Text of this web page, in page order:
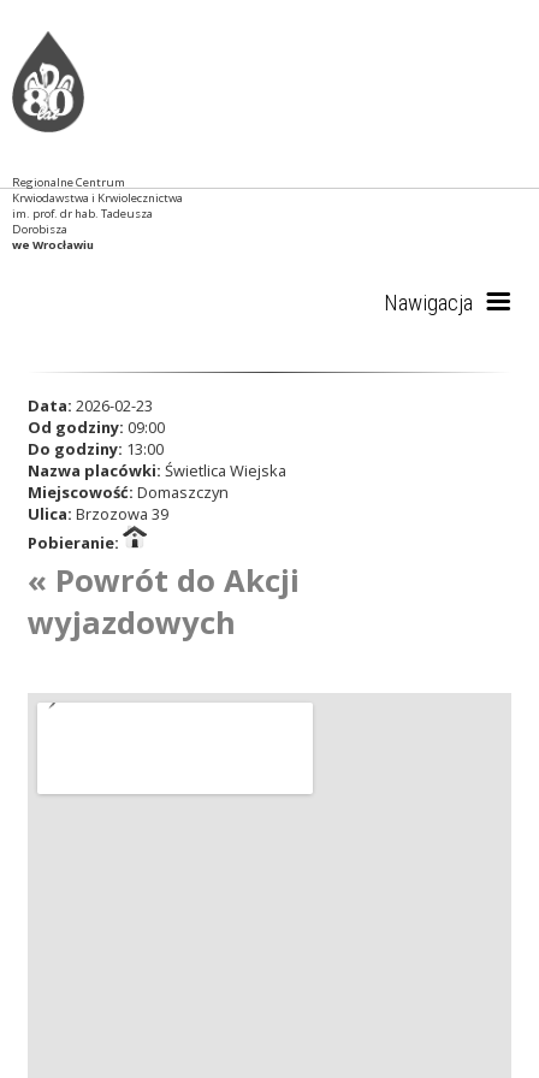
Regionalne Centrum
Krwiodawstwa i Krwiolecznictwa
im. prof. dr hab. Tadeusza
Dorobisza
we Wrocławiu
Nawigacja
RCKiK
Akcje wyjazdowe
Krwiodawcy
Szpitale
Data: 2026-02-23
Od godziny: 09:00
Do godziny: 13:00
Nazwa placówki: Świetlica Wiejska
Miejscowość: Domaszczyn
Ulica: Brzozowa 39
Pobieranie:
« Powrót do Akcji
wyjazdowych